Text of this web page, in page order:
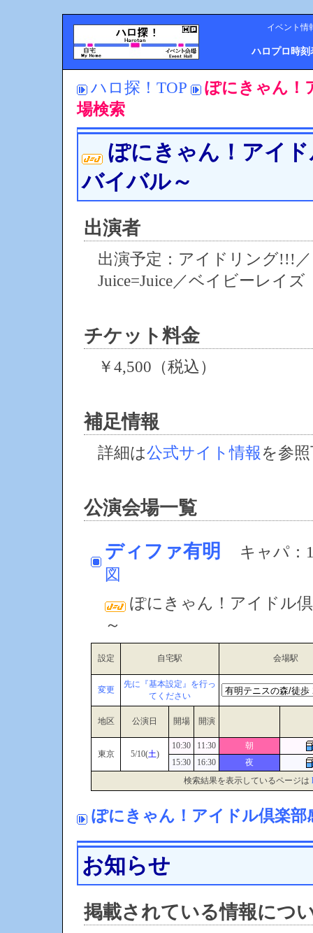
イベント情
ハロプロ時刻
ハロ探！TOP
ぽにきゃん！
場検索
ぽにきゃん！アイ
バイバル～
出演者
出演予定：アイドリング!!!
Juice=Juice／ベイビーレイズ
チケット料金
￥4,500（税込）
補足情報
詳細は公式サイト情報を参
公演会場一覧
ディファ有明
キャパ：
図
ぽにきゃん！アイドル
～
設定 自宅駅 会場駅
変更
先に『基本設定』を行っ
てください
地区 公演日 開場 開演
東京 5/10(土)
10:30 11:30
朝
15:30
16:30
夜
検索結果を表示しているページは
ぽにきゃん！アイドル倶楽部
お知らせ
掲載されている情報につ